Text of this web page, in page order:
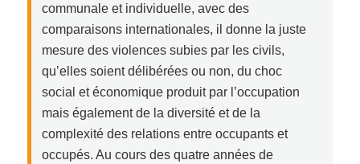
communale et individuelle, avec des
comparaisons internationales, il donne la juste
mesure des violences subies par les civils,
qu’elles soient délibérées ou non, du choc
social et économique produit par l’occupation
mais également de la diversité et de la
complexité des relations entre occupants et
occupés. Au cours des quatre années de